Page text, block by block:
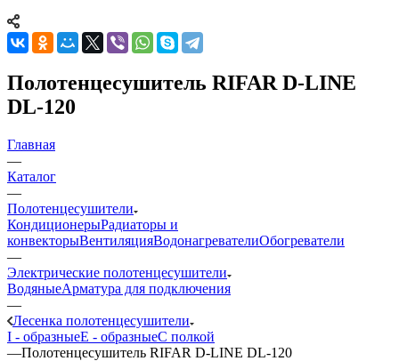
Полотенцесушитель RIFAR D-LINE
DL-120
Главная
—
Каталог
—
Полотенцесушители
КондиционерыРадиаторы и
конвекторыВентиляцияВодонагревателиОбогреватели
—
Электрические полотенцесушители
ВодяныеАрматура для подключения
—
Лесенка полотенцесушители
I - образныеE - образныеС полкой
—Полотенцесушитель RIFAR D-LINE DL-120